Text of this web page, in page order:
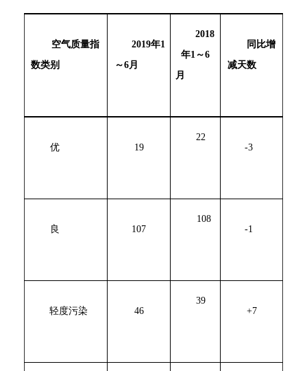
空气质量指
数类别
2019年1
～6月
2018
年1～6
月
同比增
减天数
优 19
22
-3
良 107
108
-1
轻度污染 46
39
+7